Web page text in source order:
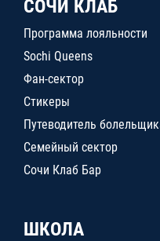
СОЧИ КЛАБ
Программа лояльности
Sochi Queens
Фан-сектор
Стикеры
Путеводитель
Семейный сектор
Сочи Клаб Бар
ШКОЛА